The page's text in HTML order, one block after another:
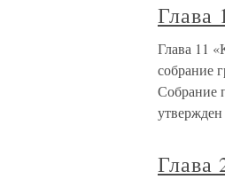
Глава
Глава 11
собрание
Собрание
Глава